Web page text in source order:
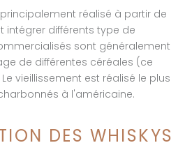
réalisé à partir de
intégrer différents type de
sont généralement
de différentes céréales (ce
vieillissement est réalisé le plus
à l'américaine.
DES WHISKYS